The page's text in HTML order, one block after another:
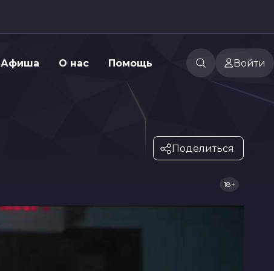
Афиша О нас Помощь Войти
Поделиться
18+